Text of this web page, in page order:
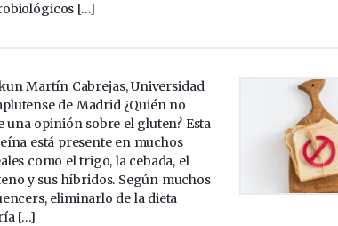
[…]
Martín Cabrejas, Universidad
de Madrid ¿Quién no
una opinión sobre el gluten? Esta
está presente en muchos
como el trigo, la cebada, el
y sus híbridos. Según muchos
eliminarlo de la dieta
[…]